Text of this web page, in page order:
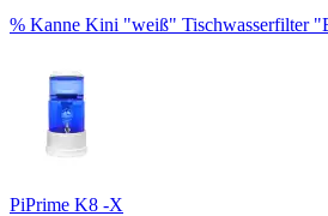
% Kanne Kini "weiß" Tischwasserfilter
PiPrime K8 -X